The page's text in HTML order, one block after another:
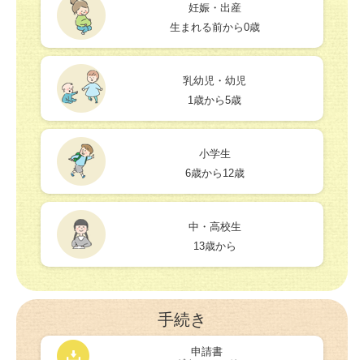
妊娠・出産
生まれる前から0歳
乳幼児・幼児
1歳から5歳
小学生
6歳から12歳
中・高校生
13歳から
手続き
申請書